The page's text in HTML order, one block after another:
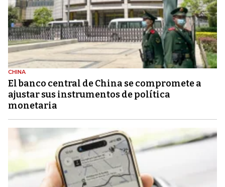
CHINA
El banco central de China se compromete a
ajustar sus instrumentos de política
monetaria